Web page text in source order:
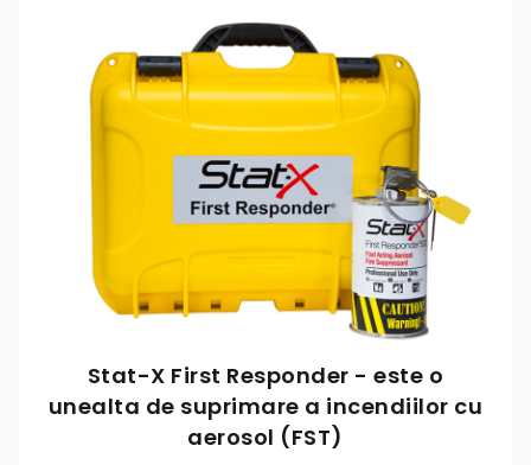
Stat-X First Responder - este o
unealta de suprimare a incendiilor cu
aerosol (FST)